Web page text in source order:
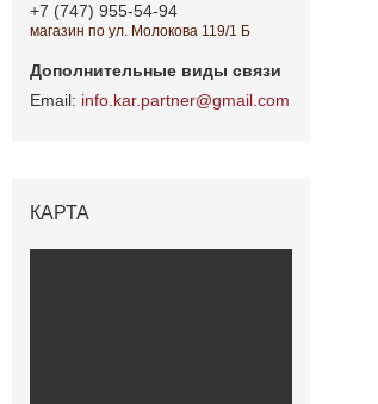
+7 (747) 955-54-94
магазин по ул. Молокова 119/1 Б
info.kar.partner@gmail.com
КАРТА